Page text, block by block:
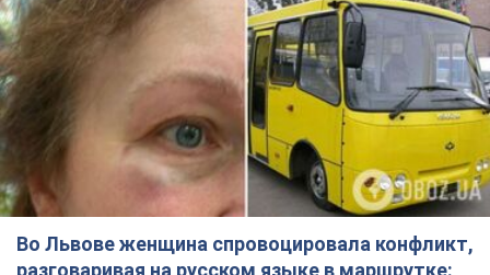
Во Львове женщина спровоцировала конфликт,